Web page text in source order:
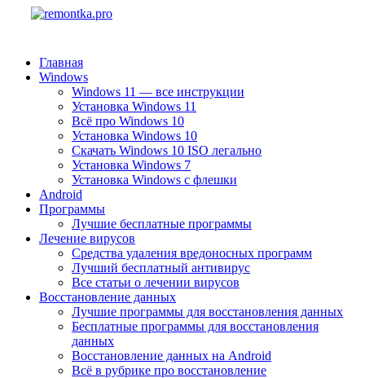
Главная
Windows
Windows 11 — все инструкции
Установка Windows 11
Всё про Windows 10
Установка Windows 10
Скачать Windows 10 ISO легально
Установка Windows 7
Установка Windows с флешки
Android
Программы
Лучшие бесплатные программы
Лечение вирусов
Средства удаления вредоносных программ
Лучший бесплатный антивирус
Все статьи о лечении вирусов
Восстановление данных
Лучшие программы для восстановления данных
Бесплатные программы для восстановления
данных
Восстановление данных на Android
Всё в рубрике про восстановление